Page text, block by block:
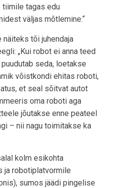
tiimile tagas edu
väljas mõtlemine.“
tõi juhendaja
„Kui robot ei anna teed
seda, loetakse
võistkondi ehitas roboti,
et seal sõitvat autot
oma roboti aga
jõutakse enne peateel
– nii nagu toimitakse ka
kolm esikohta
ja robotiplatvormile
sumos jäädi pingelise